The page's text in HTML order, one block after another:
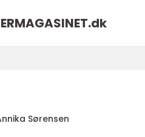
dk
Sørensen